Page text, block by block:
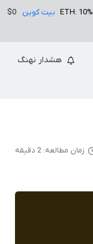
ETH: 10% بیت کوین $0
هشدار نهنگ
زمان مطالعه: 2 دقیقه